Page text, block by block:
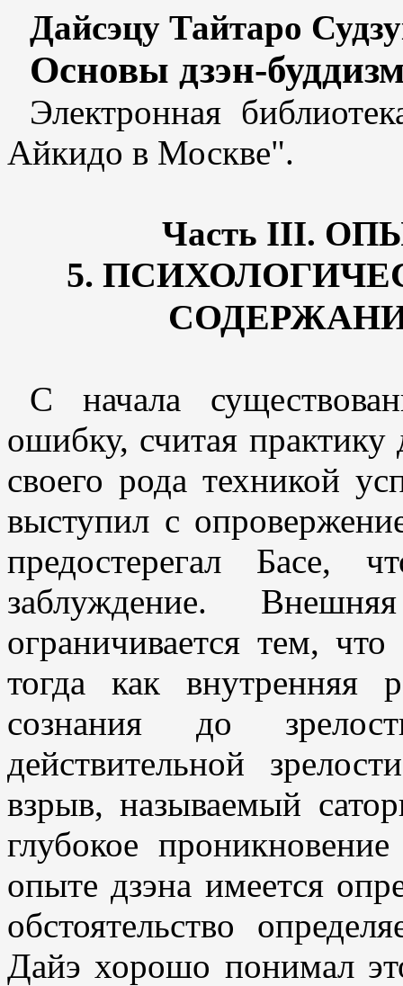
Дайсэцу Тайтаро
Основы дзэн-
Электронная
Айкидо в Москве".
Часть III.
5.
С начала
ошибку, считая
своего рода техникой
выступил с
предостерегал Басе,
заблуждение.
ограничивается тем,
тогда как внутренняя
сознания до
действительной
взрыв, называемый
глубокое
опыте дзэна имеется
обстоятельство
Дайэ хорошо понимал